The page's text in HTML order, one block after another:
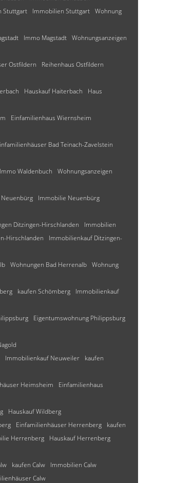
Stuttgart Immobilien Stuttgart Wohnung
Immo Magstadt Wohnungsanzeigen
Ostfildern
Reihenhaus Ostfildern
Hauskauf Haiterbach
Haus
Einfamilienhaus Wiernsheim
Bad Teinach-Zavelstein
Immo Waldenbuch
Wohnungsanzeigen
Immobilie Neuenbürg
Ditzingen-Hirschlanden
Immobilien
Hirschlanden
Immobilienkauf Ditzingen-
Wohnungen Bad Herrenalb Wohnung
kaufen Schömberg
Immobilienkauf
Eigentumswohnung Philippsburg
Immobilienkauf Neuweiler
kaufen
Heimsheim
Einfamilienhaus
Hauskauf Wildberg
Einfamilienhäuser Herrenberg
kaufen
Herrenberg
Hauskauf Herrenberg
kaufen Calw
Immobilien Calw
Calw